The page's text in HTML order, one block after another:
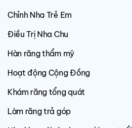
Chỉnh Nha Trẻ Em
Điều Trị Nha Chu
Hàn răng thẩm mỹ
Hoạt động Cộng Đồng
Khám răng tổng quát
Làm răng trả góp